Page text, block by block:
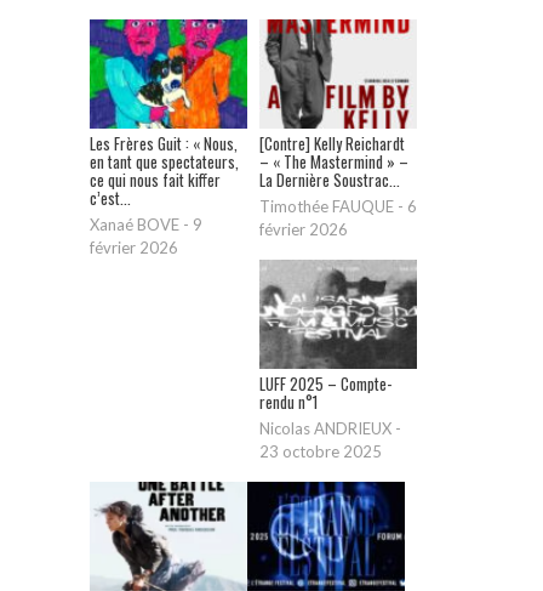
Les Frères Guit : « Nous,
en tant que spectateurs,
ce qui nous fait kiffer
c’est...
Xanaé BOVE - 9
février 2026
[Contre] Kelly Reichardt
– « The Mastermind » –
La Dernière Soustrac...
Timothée FAUQUE - 6
février 2026
LUFF 2025 – Compte-
rendu n°1
Nicolas ANDRIEUX -
23 octobre 2025